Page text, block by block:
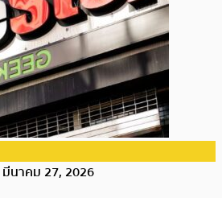
มีนาคม 27, 2026